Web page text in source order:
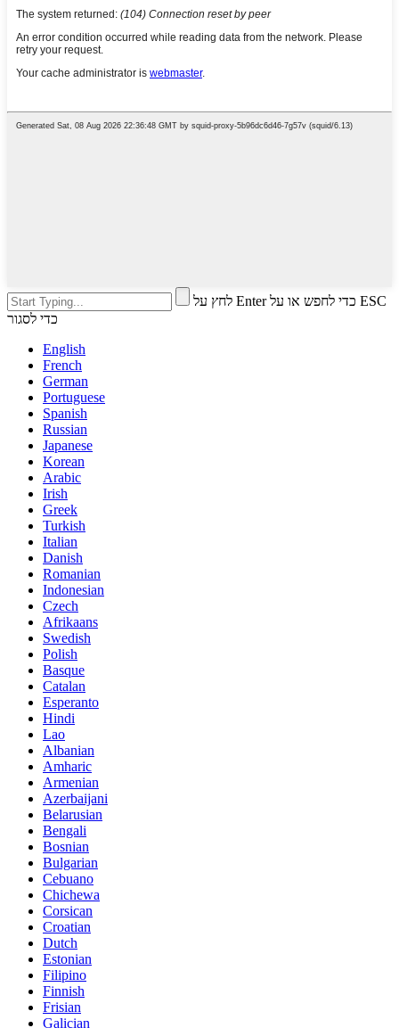
לחץ על Enter כדי לחפש או על ESC
כדי לסגור
English
French
German
Portuguese
Spanish
Russian
Japanese
Korean
Arabic
Irish
Greek
Turkish
Italian
Danish
Romanian
Indonesian
Czech
Afrikaans
Swedish
Polish
Basque
Catalan
Esperanto
Hindi
Lao
Albanian
Amharic
Armenian
Azerbaijani
Belarusian
Bengali
Bosnian
Bulgarian
Cebuano
Chichewa
Corsican
Croatian
Dutch
Estonian
Filipino
Finnish
Frisian
Galician